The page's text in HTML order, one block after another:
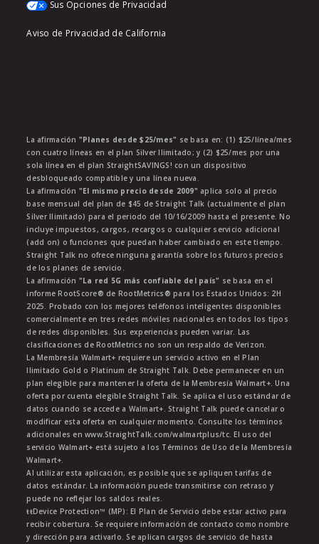
Sus Opciones de Privacidad
Aviso de Privacidad de California
La afirmación "Planes desde $25/mes" se basa en: (1) $25/línea/mes
con cuatro líneas en el plan Silver Ilimitado; y (2) $25/mes por una
sola línea en el plan StraightSAVINGS! con un dispositivo
desbloqueado compatible y una línea nueva.
La afirmación "El mismo precio desde 2009" aplica solo al precio
base mensual del plan de $45 de Straight Talk (actualmente el plan
Silver Ilimitado) para el periodo del 10/16/2009 hasta el presente. No
incluye impuestos, cargos, recargos o cualquier servicio adicional
(add on) o funciones que puedan haber cambiado en este tiempo.
Straight Talk no ofrece ninguna garantía sobre los futuros precios
de los planes de servicio.
La afirmación "La red 5G más confiable del país" se basa en el
informe RootScore® de RootMetrics® para los Estados Unidos: 2H
2025. Probado con los mejores teléfonos inteligentes disponibles
comercialmente en tres redes móviles nacionales en todos los tipos
de redes disponibles. Sus experiencias pueden variar. Las
clasificaciones de RootMetrics no son un respaldo de Verizon.
La Membresía Walmart+ requiere un servicio activo en el Plan
Ilimitado Gold o Platinum de Straight Talk. Debe permanecer en un
plan elegible para mantener la oferta de la Membresía Walmart+. Una
oferta por cuenta elegible Straight Talk. Se aplica el uso estándar de
datos cuando se accede a Walmart+. Straight Talk puede cancelar o
modificar esta oferta en cualquier momento. Consulte los términos
adicionales en www.StraightTalk.com/walmartplus/tc. El uso del
servicio Walmart+ está sujeto a los Términos de Uso de la Membresía
Walmart+.
Al utilizar esta aplicación, es posible que se apliquen tarifas de
datos estándar. La información puede transmitirse con retraso y
puede no reflejar los saldos reales.
ŧŧDevice Protection™ (MP): El Plan de Servicio debe estar activo para
recibir cobertura. Se requiere información de contacto como nombre
y dirección para activarlo. Se aplican cargos de servicio de hasta